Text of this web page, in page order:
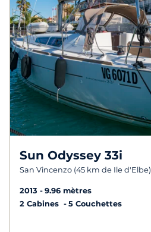
Sun Odyssey 33i
San Vincenzo (45 km de Ile d'Elbe)
2013
9.96 mètres
2 Cabines
5 Couchettes